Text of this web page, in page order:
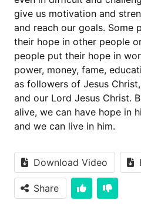
give us motivation and
and reach our goals. Some
their hope in other people
people put their hope in
power, money, fame,
as followers of Jesus
and our Lord Jesus Christ.
alive, we can have hope in
and we can live in him.
Download Video
Share